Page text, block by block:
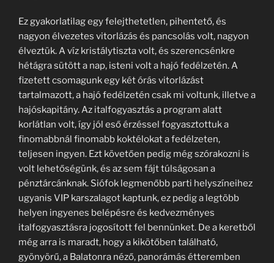
Ez gyakorlatilag egy felejthetetlen, pihentető, és
nagyon élvezetes vitorlázás és pancsolás volt, nagyon
élveztük. A víz kristálytiszta volt, és szerencsénkre
hétágra sütött a nap, isteni volt a hajó fedélzetén. A
fizetett csomagunk egy két órás vitorlázást
tartalmazott, a hajó fedélzetén csak mi voltunk, illetve a
hajóskapitány. Az italfogyasztás a program alatt
korlátlan volt, így jól eső érzéssel fogyasztottuk a
finomabbnál finomabb koktélokat a fedélzeten,
teljesen ingyen. Ezt követően pedig még szórakozni is
volt lehetőségünk, és az sem fájt túlságosan a
pénztárcánknak. Siófok legmenőbb parti helyszíneihez
ugyanis VIP karszalagot kaptunk, ez pedig a legtöbb
helyen ingyenes belépésre és kedvezményes
italfogyasztásra jogosított fel bennünket. De a keretből
még arra is maradt, hogy a kikötőben található,
gyönyörű, a Balatonra néző, panorámás étteremben